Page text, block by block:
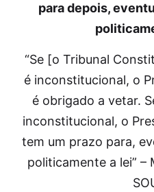
para depois,
“Se [o Tribunal
é inconstitucional, o
é obrigado a vetar.
inconstitucional, o
tem um prazo para,
politicamente a lei” –